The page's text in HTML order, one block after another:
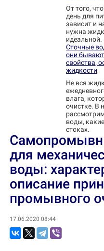
От того,
день для
зависит и
нужна
идеальной.
Сточные
они бывают
свойства,
жидкости
Не вся
влага,
очистке. В
воды,
стоках.
для
воды:
описание
промывного
17.06.2020 08:44